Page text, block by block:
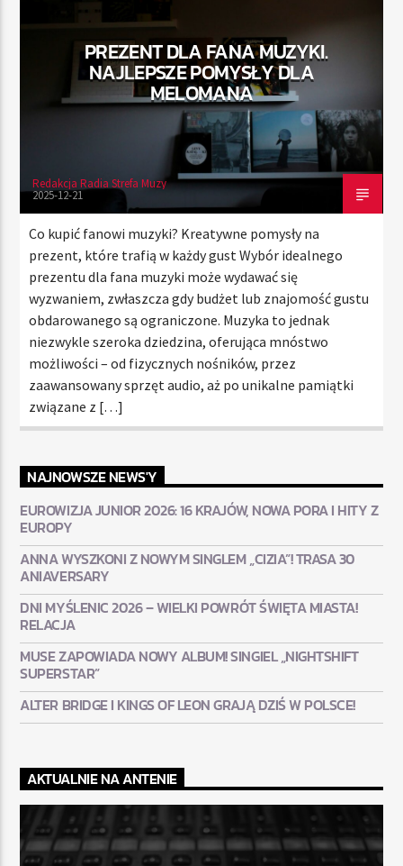
RADIO STREFA MUZY
Radio Strefa Muzy
PREZENT DLA FANA MUZYKI.
NAJLEPSZE POMYSŁY DLA
MELOMANA
Redakcja Radia Strefa Muzy
2025-12-21
Co kupić fanowi muzyki? Kreatywne pomysły na
prezent, które trafią w każdy gust Wybór idealnego
prezentu dla fana muzyki może wydawać się
wyzwaniem, zwłaszcza gdy budżet lub znajomość gustu
obdarowanego są ograniczone. Muzyka to jednak
niezwykle szeroka dziedzina, oferująca mnóstwo
możliwości – od fizycznych nośników, przez
zaawansowany sprzęt audio, aż po unikalne pamiątki
związane z […]
NAJNOWSZE NEWS'Y
EUROWIZJA JUNIOR 2026: 16 KRAJÓW, NOWA PORA I HITY Z
EUROPY
ANNA WYSZKONI Z NOWYM SINGLEM „CIZIA”! TRASA 30
ANIAVERSARY
DNI MYŚLENIC 2026 – WIELKI POWRÓT ŚWIĘTA MIASTA!
RELACJA
MUSE ZAPOWIADA NOWY ALBUM! SINGIEL „NIGHTSHIFT
SUPERSTAR”
ALTER BRIDGE I KINGS OF LEON GRAJĄ DZIŚ W POLSCE!
AKTUALNIE NA ANTENIE